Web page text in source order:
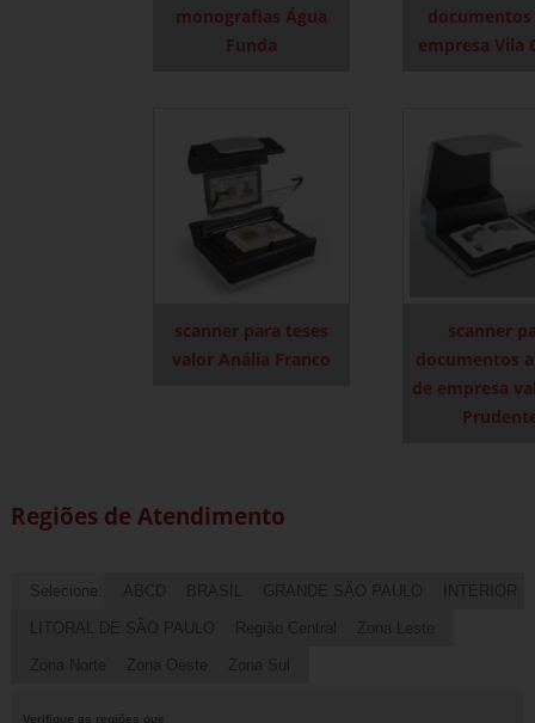
monografias Água
Funda
empresa Vila
scanner para teses
valor Anália Franco
scanner
documentos
de empresa
Regiões de Atendimento
Selecione: ABCD BRASIL GRANDE SÃO PAULO INTERIOR
LITORAL DE SÃO PAULO Região Central Zona Leste
Zona Norte Zona Oeste Zona Sul
Verifique as regiões que